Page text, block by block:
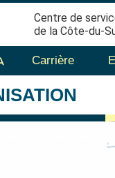
Centre de
de la Côte-du-
Carrière